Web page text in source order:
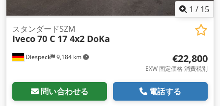
1 / 15
Diespeck 9,184 km
スタンダードSZM
Iveco70 C 17 4x2 DoKa
€22,800
EXW 固定価格 消費税別
問い合わせる 電話する